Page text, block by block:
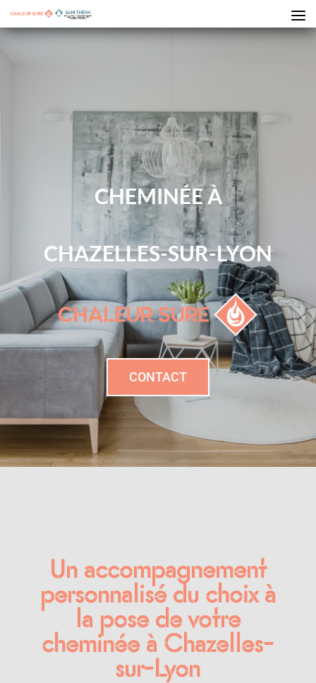
CHEMINÉE À
CHAZELLES-SUR-LYON
CONTACT
Un accompagnement
personnalisé du choix à
la pose de votre
cheminée à Chazelles-
sur-Lyon